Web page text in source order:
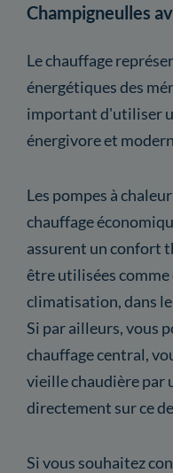
Champigneulles
Le chauffage
énergétiques des
important d'utiliser
énergivore et
Les pompes à
chauffage
assurent un confort
être utilisées comme
climatisation, dans
Si par ailleurs, vous
chauffage central,
vieille chaudière par
directement sur ce
Si vous souhaitez